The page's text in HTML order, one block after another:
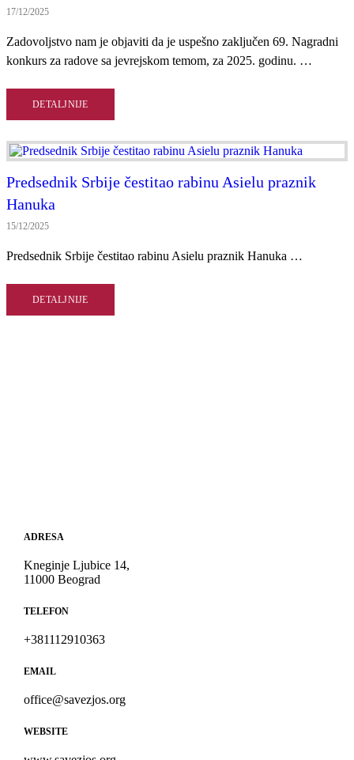
17/12/2025
Zadovoljstvo nam je objaviti da je uspešno zaključen 69. Nagradni
konkurs za radove sa jevrejskom temom, za 2025. godinu. …
DETALJNIJE
Predsednik Srbije čestitao rabinu Asielu praznik
Hanuka
15/12/2025
Predsednik Srbije čestitao rabinu Asielu praznik Hanuka …
DETALJNIJE
ADRESA
Kneginje Ljubice 14,
11000 Beograd
TELEFON
+381112910363
EMAIL
office@savezjos.org
WEBSITE